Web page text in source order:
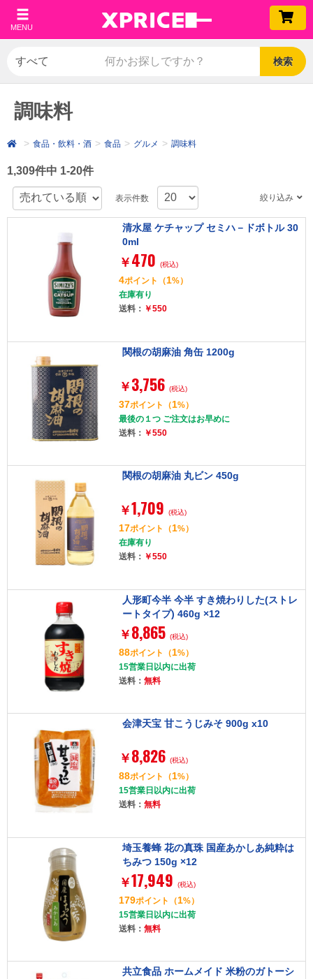
MENU
検索
調味料
食品・飲料・酒 食品 グルメ 調味料
1,309件中 1-20件
表示件数 絞り込み
清水屋 ケチャップ セミハ－ドボトル 30
0ml
￥ 470 (税込)
4ポイント （1%）
在庫有り
送料： ￥550
関根の胡麻油 角缶 1200g
￥ 3,756 (税込)
37ポイント （1%）
最後の１つ ご注文はお早めに
送料： ￥550
関根の胡麻油 丸ビン 450g
￥1,709 (税込)
17ポイント （1%）
在庫有り
送料： ￥550
人形町今半 今半 すき焼わりした(ストレ
ートタイプ) 460g ×12
￥ 8,865 (税込)
88ポイント （1%）
15営業日以内に出荷
送料： 無料
会津天宝 甘こうじみそ 900g x10
￥ 8,826 (税込)
88ポイント （1%）
15営業日以内に出荷
送料： 無料
埼玉養蜂 花の真珠 国産あかしあ純粋は
ちみつ 150g ×12
￥17,949 (税込)
179ポイント （1%）
15営業日以内に出荷
送料： 無料
共立食品 ホームメイド 米粉のガトーシ